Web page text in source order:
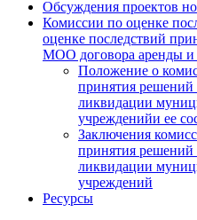
Обсуждения проектов
Комиссии по оценке
оценке последствий
МОО договора аренды и
Положение о
принятия решений
ликвидации
учрежденийи ее
Заключения
принятия решений
ликвидации
учреждений
Ресурсы